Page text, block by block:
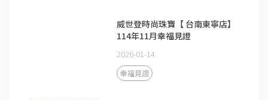
威世登時尚珠寶【 台南東寧店】
114年11月幸福見證
2026-01-14
幸福見證